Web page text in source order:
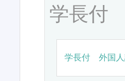
学長付
学長付 外国人